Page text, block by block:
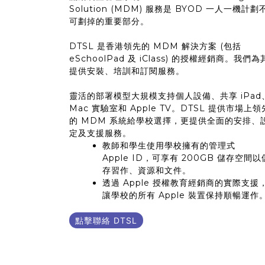
Solution (MDM) 服務是 BYOD 一人一機計劃
可劃掉的重要部分。
DTSL 是香港領先的 MDM 解決方案 (包括
eSchoolPad 及 iClass) 的授權經銷商。我們為
提供安裝、培訓和訂閱服務。
靈活的部署模型大規模支持個人設備、共享 iPad、
Mac 實驗室和 Apple TV。DTSL 提供市場上領
的 MDM 系統給學校選擇，更提供全面的安排、
定及支援服務。
教師和學生使用學校擁有的管理式
Apple ID，可享有 200GB 儲存空間以
存習作、資源和文件。
透過 Apple 授權教育經銷商的實際支援，
讓學校的所有 Apple 裝置保持順暢運作。
點擊聯絡 DTSL